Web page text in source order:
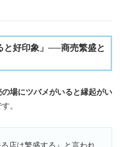
と好印象」──商売繁盛と
の場にツバメがいると縁起がい
。
る店は繁盛する』と言われ